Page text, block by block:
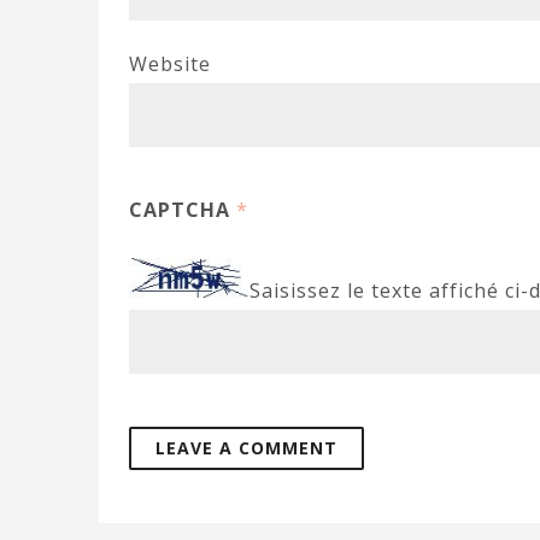
Website
CAPTCHA *
Saisissez le texte affiché ci-